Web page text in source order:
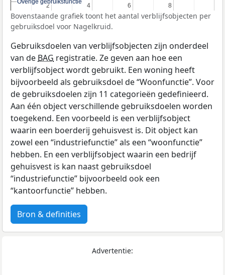
2
2 4
4 6
6 8
8
Overige gebruiksfunctie
Overige gebruiksfunctie
Bovenstaande grafiek toont het aantal verblijfsobjecten per
gebruiksdoel voor Nagelkruid.
Gebruiksdoelen van verblijfsobjecten zijn onderdeel
van de BAG registratie. Ze geven aan hoe een
verblijfsobject wordt gebruikt. Een woning heeft
bijvoorbeeld als gebruiksdoel de “Woonfunctie”. Voor
de gebruiksdoelen zijn 11 categorieën gedefinieerd.
Aan één object verschillende gebruiksdoelen worden
toegekend. Een voorbeeld is een verblijfsobject
waarin een boerderij gehuisvest is. Dit object kan
zowel een “industriefunctie” als een “woonfunctie”
hebben. En een verblijfsobject waarin een bedrijf
gehuisvest is kan naast gebruiksdoel
“industriefunctie” bijvoorbeeld ook een
“kantoorfunctie” hebben.
Bron & definities
Advertentie: